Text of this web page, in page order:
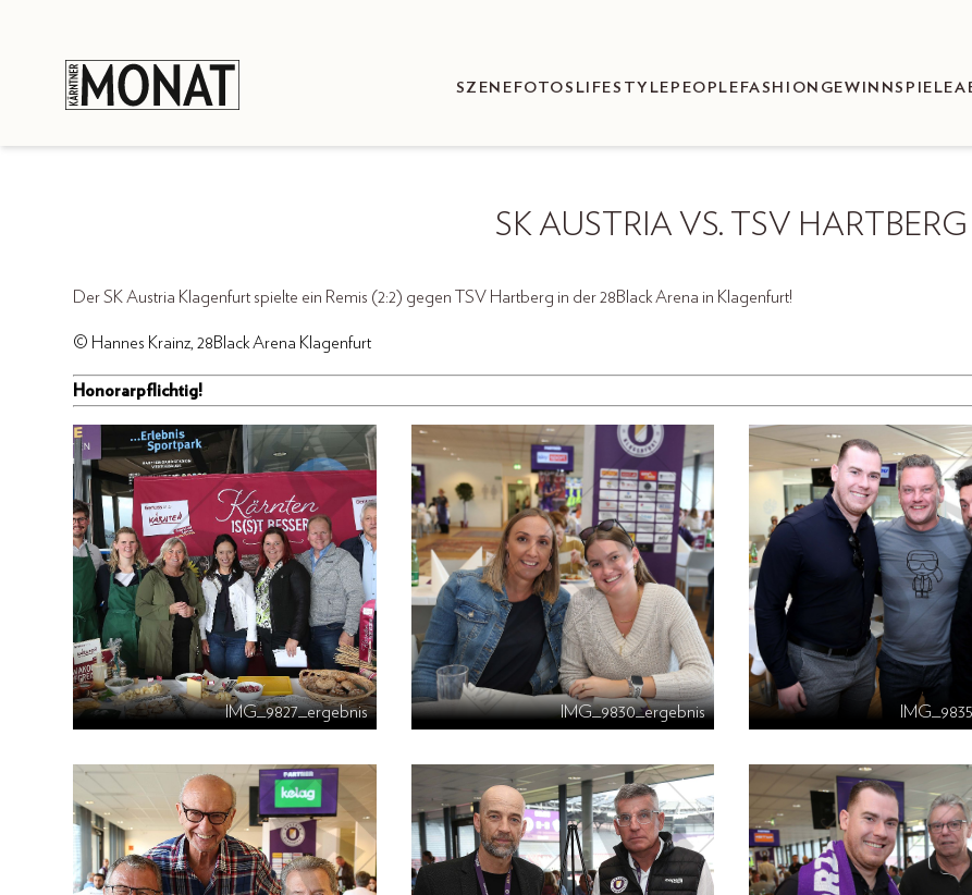
SZENEFOTOS LIFESTYLE PEOPLE FASHION GEWINNSPIELE
SK AUSTRIA VS. TSV HARTBERG
Der SK Austria Klagenfurt spielte ein Remis (2:2) gegen TSV Hartberg in der 28Black Arena in Klagenfurt!
© Hannes Krainz, 28Black Arena Klagenfurt
Honorarpflichtig!
IMG_9827_ergebnis IMG_9830_ergebnis